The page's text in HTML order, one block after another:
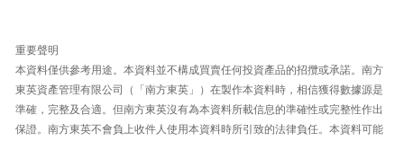
重要聲明
本資料僅供參考用途。本資料並不構成買賣任何投資產品的招攬或承諾。南方
東英資產管理有限公司（「南方東英」）在製作本資料時，相信獲得數據源是
準確，完整及合適。但南方東英沒有為本資料所載信息的準確性或完整性作出
保證。南方東英不會負上收件人使用本資料時所引致的法律負任。本資料可能